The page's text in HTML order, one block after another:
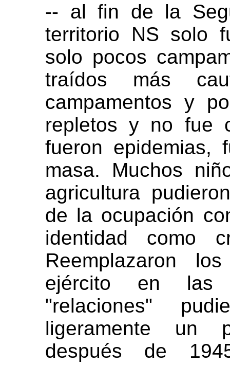
-- al fin de la
territorio NS solo
solo pocos
traídos más
campamentos y
repletos y no fue
fueron epidemias,
masa. Muchos
agricultura
de la ocupación
identidad como
Reemplazaron
ejército en las
"relaciones"
ligeramente un
después de